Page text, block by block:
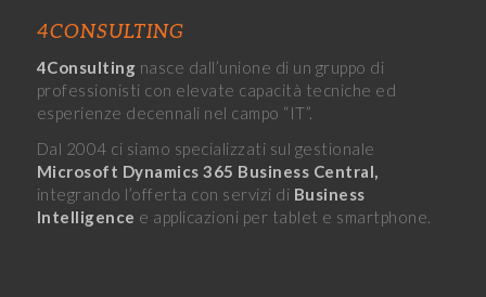
4CONSULTING
4Consulting nasce dall’unione di un gruppo di
professionisti con elevate capacità tecniche ed
esperienze decennali nel campo “IT”.
Dal 2004 ci siamo specializzati sul gestionale
Microsoft Dynamics 365 Business Central,
integrando l’offerta con servizi di Business
Intelligence e applicazioni per tablet e smartphone.